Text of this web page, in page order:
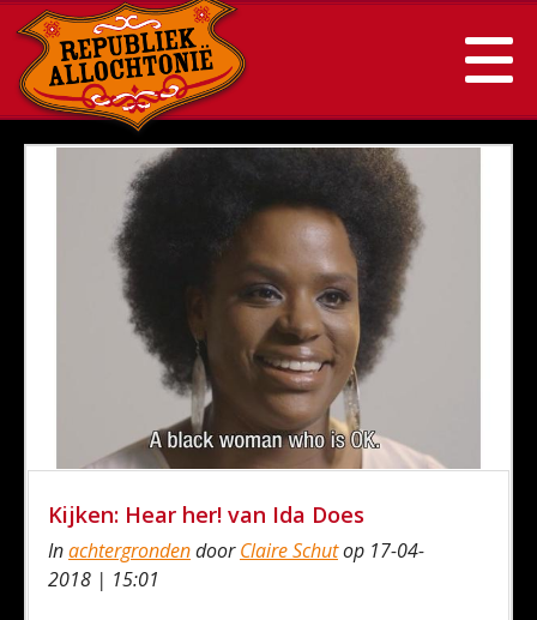
Kijken: Hear her! van Ida Does
InachtergrondendoorClaire Schutop 17-04-
2018 | 15:01